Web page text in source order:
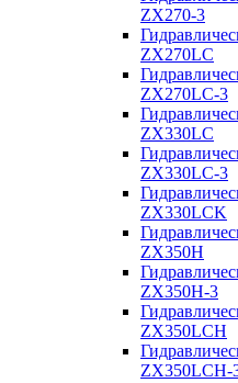
ZX270-3
ZX270LC
ZX270LC-3
ZX330LC
ZX330LC-3
ZX330LCK
ZX350H
ZX350H-3
ZX350LCH
ZX350LCH-